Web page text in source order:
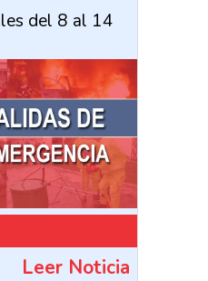
del 8 al 14
Leer Noticia